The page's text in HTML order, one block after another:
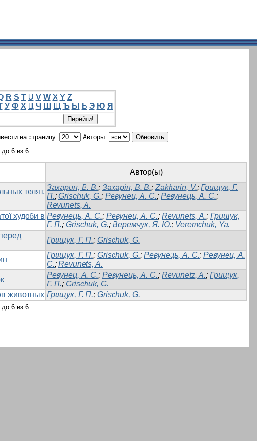
R S T U V W X Y Z
У Ф Х Ц Ч Ш Щ Ъ Ы Ь Э Ю Я
на страницу:
Авторы:
до 6 из 6
Автор(ы)
телят,
Захарин, В. В.; Захарін, В. В.; Zakharin, V.; Грищук, Г.
П.; Grischuk, G.; Ревунец, А. С.; Ревунець, А. С.;
Revunets, A.
худоби в Ревунець, А. С.; Ревунец, А. С.; Revunets, А.; Грищук,
Г. П.; Grischuk, G.; Веремчук, Я. Ю.; Veremchuk, Ya.
Грищук, Г. П.; Grischuk, G.
Грищук, Г. П.; Grischuk, G.; Ревунець, А. С.; Ревунец, А.
С.; Revunets, A.
Ревунец, А. С.; Ревунець, А. С.; Revunetz, A.; Грищук,
Г. П.; Grischuk, G.
животных Грищук, Г. П.; Grischuk, G.
до 6 из 6